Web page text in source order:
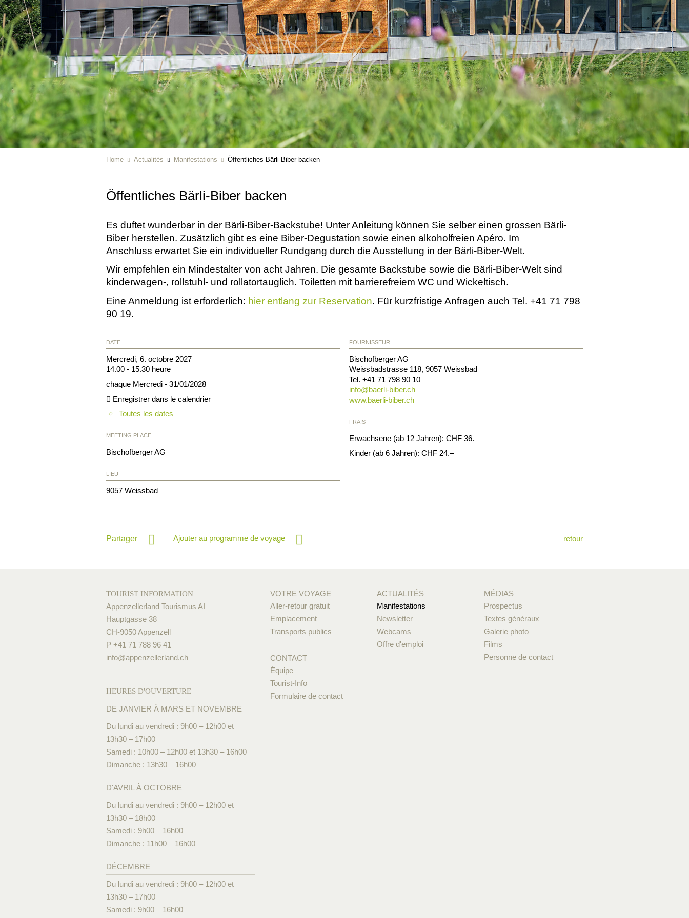
Home Actualités Manifestations Öffentliches Bärli-Biber backen
Öffentliches Bärli-Biber backen
Es duftet wunderbar in der Bärli-Biber-Backstube! Unter Anleitung können Sie selber einen grossen Bärli-
Biber herstellen. Zusätzlich gibt es eine Biber-Degustation sowie einen alkoholfreien Apéro. Im
Anschluss erwartet Sie ein individueller Rundgang durch die Ausstellung in der Bärli-Biber-Welt.
Wir empfehlen ein Mindestalter von acht Jahren. Die gesamte Backstube sowie die Bärli-Biber-Welt sind
kinderwagen-, rollstuhl- und rollatortauglich. Toiletten mit barrierefreiem WC und Wickeltisch.
Eine Anmeldung ist erforderlich: hier entlang zur Reservation. Für kurzfristige Anfragen auch Tel. +41 71 798
90 19.
DATE
Mercredi, 6. octobre 2027
14.00 - 15.30 heure
chaque Mercredi - 31/01/2028
Enregistrer dans le calendrier
Toutes les dates
MEETING PLACE
Bischofberger AG
LIEU
9057 Weissbad
FOURNISSEUR
Bischofberger AG
Weissbadstrasse 118,9057 Weissbad
Tel. +41 71 798 90 10
info@baerli-biber.ch
www.baerli-biber.ch
FRAIS
Erwachsene (ab 12 Jahren): CHF 36.–
Kinder (ab 6 Jahren): CHF 24.–
Partager Ajouter au programme de voyage retour
TOURIST INFORMATION
Appenzellerland Tourismus AI
Hauptgasse 38
CH-9050 Appenzell
P +41 71 788 96 41
info@appenzellerland.ch
HEURES D'OUVERTURE
DE JANVIER À MARS ET NOVEMBRE
Du lundi au vendredi : 9h00 – 12h00 et
13h30 – 17h00
Samedi : 10h00 – 12h00 et 13h30 – 16h00
Dimanche : 13h30 – 16h00
D'AVRIL À OCTOBRE
Du lundi au vendredi : 9h00 – 12h00 et
13h30 – 18h00
Samedi : 9h00 – 16h00
Dimanche : 11h00 – 16h00
DÉCEMBRE
Du lundi au vendredi : 9h00 – 12h00 et
13h30 – 17h00
Samedi : 9h00 – 16h00
VOTRE VOYAGE
Aller-retour gratuit
Emplacement
Transports publics
CONTACT
Équipe
Tourist-Info
Formulaire de contact
ACTUALITÉS
Manifestations
Newsletter
Webcams
Offre d'emploi
MÉDIAS
Prospectus
Textes généraux
Galerie photo
Films
Personne de contact